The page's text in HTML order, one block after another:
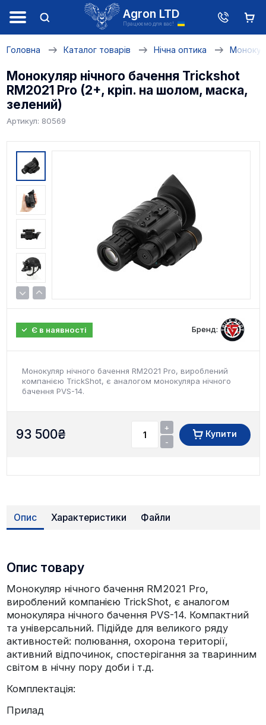
Agron LTD
Працюємо для вас!
Головна Каталог товарів Нічна оптика
Монокуляр нічного бачення Trickshot
RM2021 Pro (2+, кріп. на шолом, маска,
зелений)
Артикул: 80569
Є в наявності Бренд:
Монокуляр нічного бачення RM2021 Pro, вироблений
компанією TrickShot, є аналогом монокуляра нічного
бачення PVS-14.
93 500₴
+
-
Купити
Опис Характеристики Файли
Опис товару
Монокуляр нічного бачення RM2021 Pro,
вироблений компанією TrickShot, є аналогом
монокуляра нічного бачення PVS-14. Компактний
та універсальний. Підійде для великого ряду
активностей: полювання, охорона території,
активний відпочинок, спостерігання за тваринним
світом в нічну пору доби і т.д.
Комплектація:
Прилад